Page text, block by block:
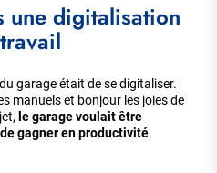
une digitalisation
garage était de se digitaliser.
manuels et bonjour les joies de
le garage voulait être
gagner en productivité.